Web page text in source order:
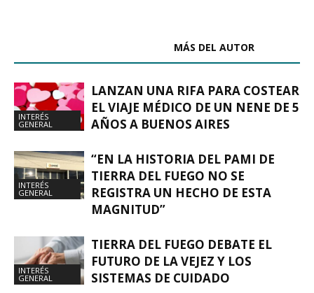
MÁS DEL AUTOR
INTERÉS
GENERAL
LANZAN UNA RIFA PARA COSTEAR
EL VIAJE MÉDICO DE UN NENE DE 5
AÑOS A BUENOS AIRES
INTERÉS
GENERAL
“EN LA HISTORIA DEL PAMI DE
TIERRA DEL FUEGO NO SE
REGISTRA UN HECHO DE ESTA
MAGNITUD”
INTERÉS
GENERAL
TIERRA DEL FUEGO DEBATE EL
FUTURO DE LA VEJEZ Y LOS
SISTEMAS DE CUIDADO